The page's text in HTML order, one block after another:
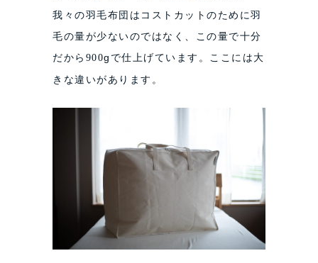
我々の羽毛布団はコストカットのために羽
毛の量が少ないのではなく、この量で十分
だから 900gで仕上げています。ここには大
きな違いがあります。